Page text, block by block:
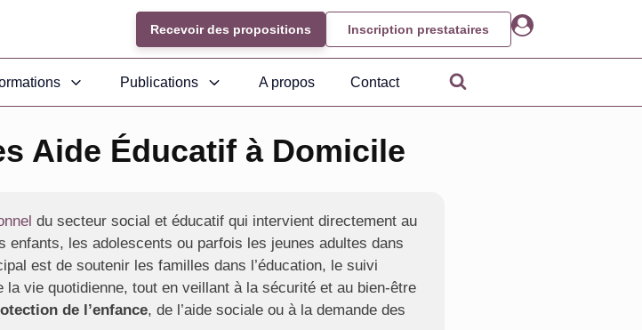
Recevoir des propositions Inscription prestataires
Publications A propos Contact
Aide Éducatif à Domicile
du secteur social et éducatif qui intervient directement au
les adolescents ou parfois les jeunes adultes dans
est de soutenir les familles dans l’éducation, le suivi
vie quotidienne, tout en veillant à la sécurité et au bien-être
de l’enfance, de l’aide sociale ou à la demande des